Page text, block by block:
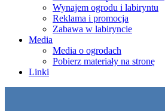
Wynajem ogrodu i labiryntu
Reklama i promocja
Zabawa w labiryncie
Media
Media o ogrodach
Pobierz materiały na stronę
Linki